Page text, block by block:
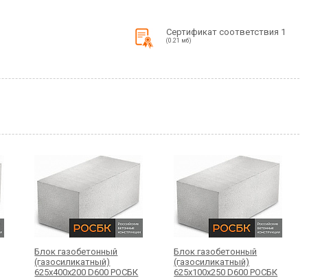
Сертификат соответствия 1
(0.21 мб)
Блок газобетонный
(газосиликатный)
625x400x200 D600 РОСБК
Блок газобетонный
(газосиликатный)
625x100x250 D600 РОСБК